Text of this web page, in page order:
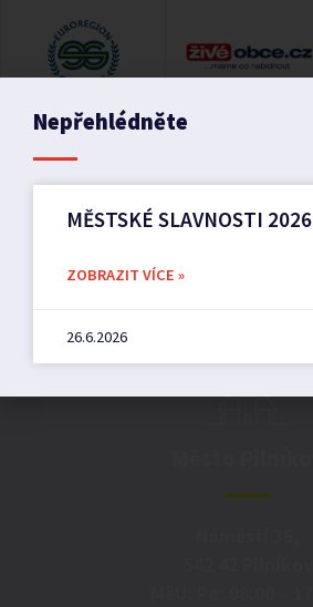
Nepřehlédněte
MĚSTSKÉ SLAVNOSTI 2026
ZOBRAZIT VÍCE »
26.6.2026